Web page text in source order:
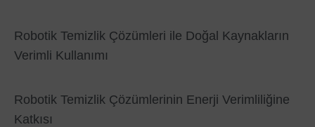
Robotik Temizlik Çözümleri ile Doğal Kaynakların
Verimli Kullanımı
Robotik Temizlik Çözümlerinin Enerji Verimliliğine
Katkısı